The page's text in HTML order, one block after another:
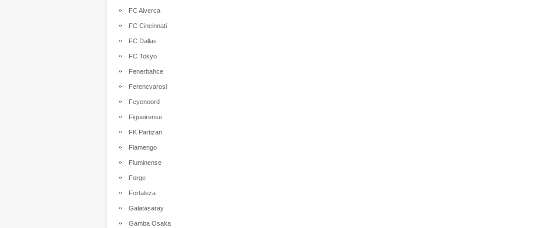
FC Alverca
FC Cincinnati
FC Dallas
FC Tokyo
Fenerbahce
Ferencvarosi
Feyenoord
Figueirense
FK Partizan
Flamengo
Fluminense
Forge
Fortaleza
Galatasaray
Gamba Osaka